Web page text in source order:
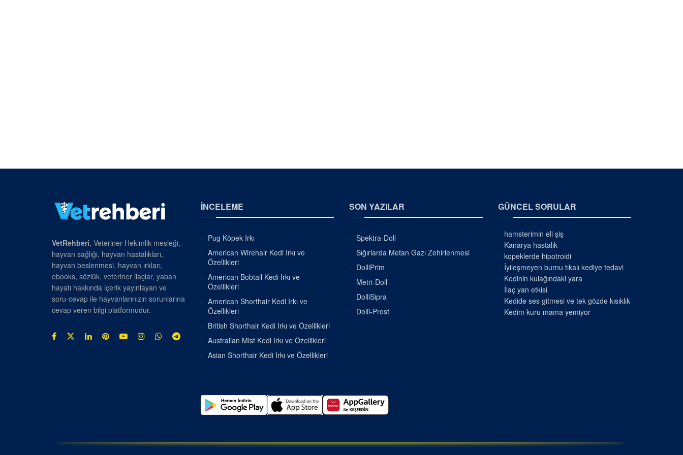
VetRehberi, Veteriner Hekimlik mesleği,
hayvan sağlığı, hayvan hastalıkları,
hayvan beslenmesi, hayvan ırkları,
ebooks, sözlük, veteriner ilaçlar, yaban
hayatı hakkında içerik yayınlayan ve
soru-cevap ile hayvanlarınızın sorunlarına
cevap veren bilgi platformudur.
İNCELEME
Pug Köpek Irkı
American Wirehair Kedi Irkı ve
Özellikleri
American Bobtail Kedi Irkı ve
Özellikleri
American Shorthair Kedi Irkı ve
Özellikleri
British Shorthair Kedi Irkı ve Özellikleri
Australian Mist Kedi Irkı ve Özellikleri
Asian Shorthair Kedi Irkı ve Özellikleri
SON YAZILAR
Spektra-Doll
Sığırlarda Metan Gazı Zehirlenmesi
DolliPrim
Metri-Doll
DolliSipra
Dolli-Prost
GÜNCEL SORULAR
hamsterimin eli şiş
Kanarya hastalık
kopeklerde hipotroidi
İyileşmeyen burnu tıkalı kediye tedavi
Kedinin kulağındaki yara
İlaç yan etkisi
Kedide ses gitmesi ve tek gözde kısıklık
Kedim kuru mama yemiyor